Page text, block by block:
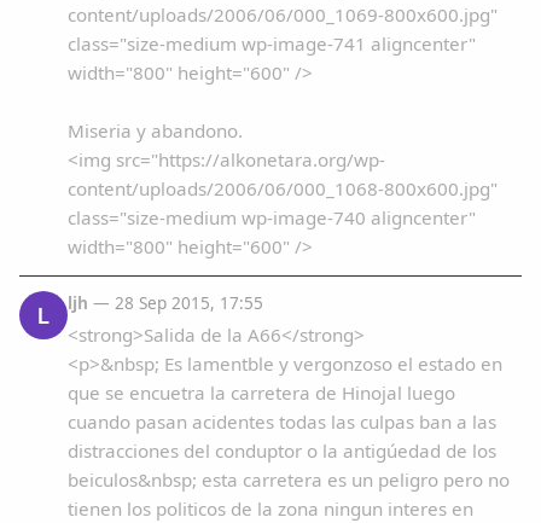
content/uploads/2006/06/000_1069-800x600.jpg"
class="size-medium wp-image-741 aligncenter"
width="800" height="600" />
Miseria y abandono.
<img src="https://alkonetara.org/wp-
content/uploads/2006/06/000_1068-800x600.jpg"
class="size-medium wp-image-740 aligncenter"
width="800" height="600" />
L ljh — 28 Sep 2015, 17:55
<strong>Salida de la A66</strong>
<p>&nbsp; Es lamentble y vergonzoso el estado en
que se encuetra la carretera de Hinojal luego
cuando pasan acidentes todas las culpas ban a las
distracciones del conduptor o la antigúedad de los
beiculos&nbsp; esta carretera es un peligro pero no
tienen los politicos de la zona ningun interes en